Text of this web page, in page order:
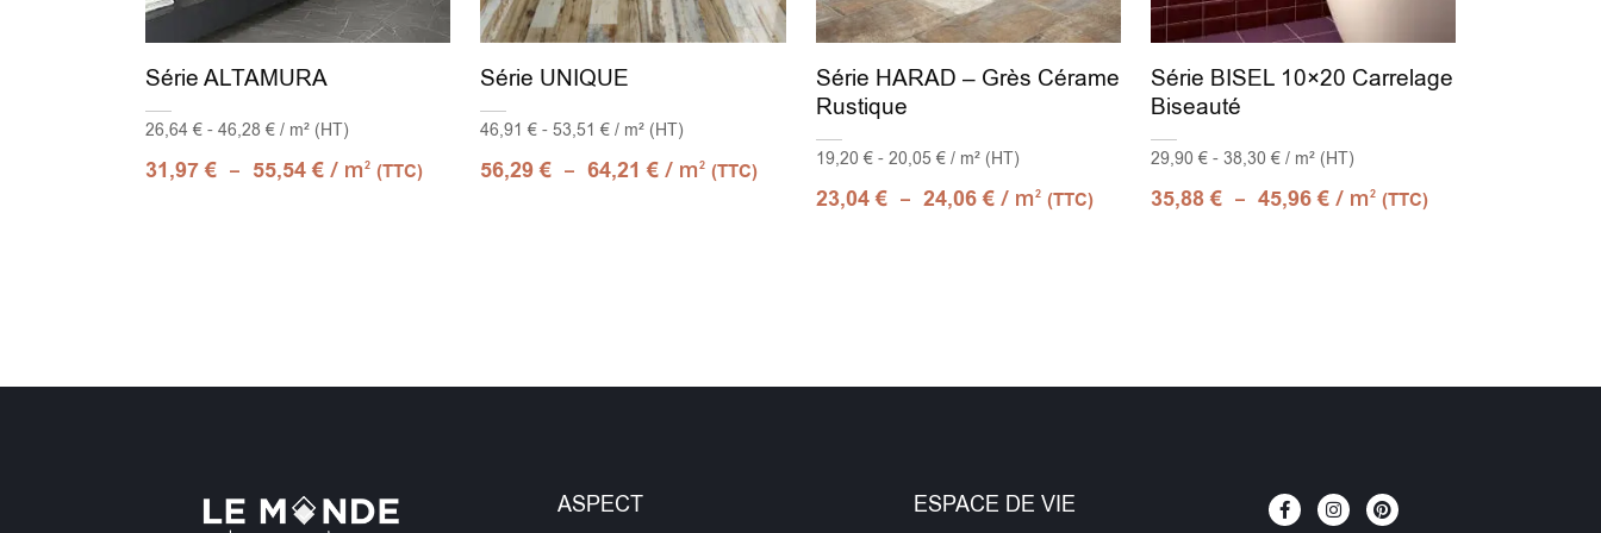
Série ALTAMURA
26,64 € - 46,28 € / m² (HT)
31,97€ – 55,54€ / m2 (TTC)
Série UNIQUE
46,91 € - 53,51 € / m² (HT)
56,29€ – 64,21€ / m2 (TTC)
Série HARAD – Grès Cérame
Rustique
19,20 € - 20,05 € / m² (HT)
23,04€ – 24,06€/ m2 (TTC)
Série BISEL 10×20 Carrelage
Biseauté
29,90 € - 38,30 € / m² (HT)
35,88€ – 45,96€/ m2 (TTC)
ASPECT ESPACE DE VIE